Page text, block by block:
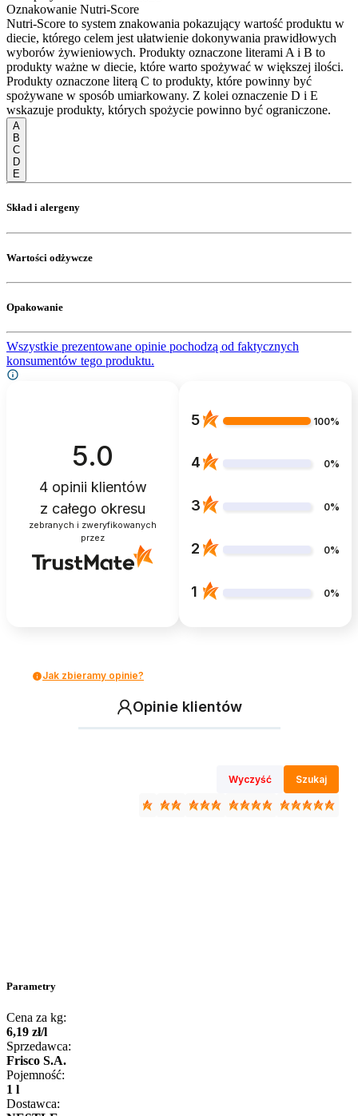
Oznakowanie Nutri-Score
Nutri-Score to system znakowania pokazujący wartość produktu w
diecie, którego celem jest ułatwienie dokonywania prawidłowych
wyborów żywieniowych. Produkty oznaczone literami A i B to
produkty ważne w diecie, które warto spożywać w większej ilości.
Produkty oznaczone literą C to produkty, które powinny być
spożywane w sposób umiarkowany. Z kolei oznaczenie D i E
wskazuje produkty, których spożycie powinno być ograniczone.
A
B
C
D
E
Skład i alergeny
Wartości odżywcze
Opakowanie
Wszystkie prezentowane opinie pochodzą od faktycznych
konsumentów tego produktu.
5.0
4opinii klientów
z całego okresu
zebranych i zweryfikowanych
przez
5 100%
4 0%
3 0%
2 0%
1 0%
Jak zbieramy opinie?
Opinie klientów
Wyczyść Szukaj
Parametry
Cena za kg:
6,19 zł/l
Sprzedawca:
Frisco S.A.
Pojemność:
1 l
Dostawca: